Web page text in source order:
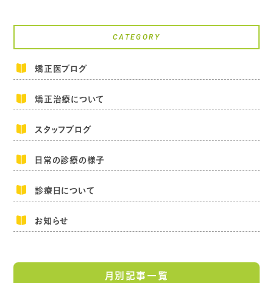
CATEGORY
矯正医ブログ
矯正治療について
スタッフブログ
日常の診療の様子
診療日について
お知らせ
月別記事一覧